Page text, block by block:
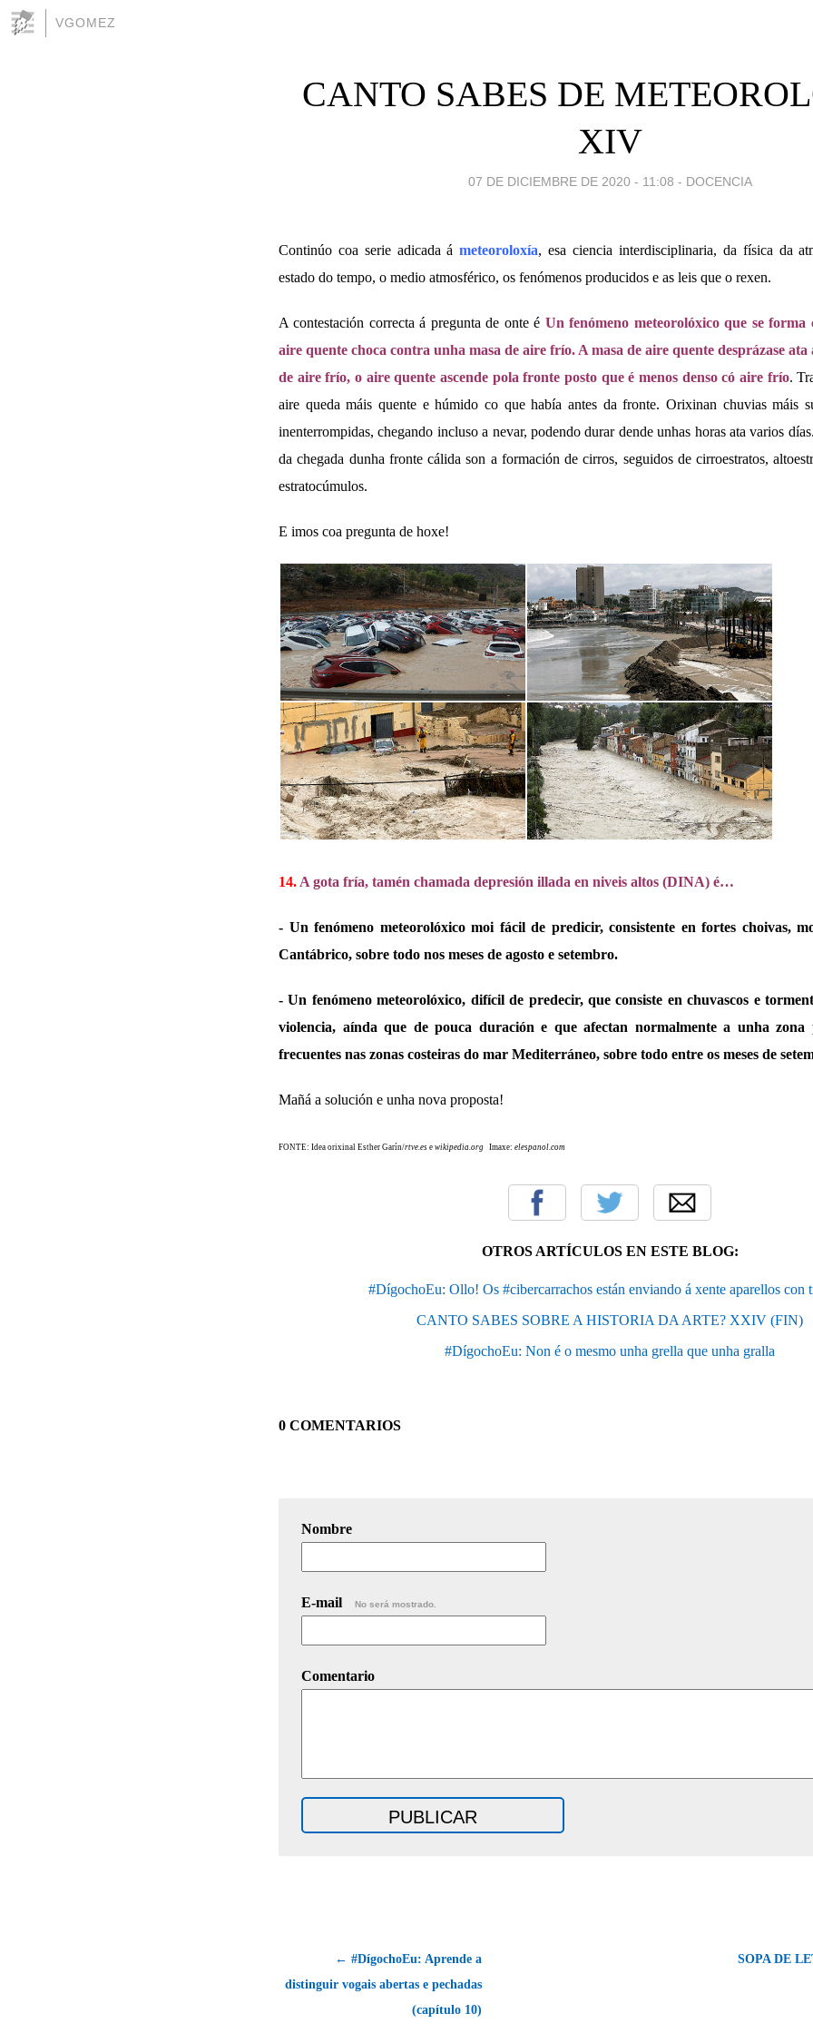
VGOMEZ
CANTO SABES DE
XIV
07 DE DICIEMBRE DE 2020 - 11:08 - DOCENCIA
Continúo coa serie adicada á meteoroloxía, esa ciencia interdisciplinaria, da física da
estado do tempo, o medio atmosférico, os fenómenos producidos e as leis que o rexen.
A contestación correcta á pregunta de onte é Un fenómeno meteorolóxico que se forma
aire quente choca contra unha masa de aire frío. A masa de aire quente desprázase ata
de aire frío, o aire quente ascende pola fronte posto que é menos denso có aire frío.
aire queda máis quente e húmido co que había antes da fronte. Orixinan chuvias máis
inenterrompidas, chegando incluso a nevar, podendo durar dende unhas horas ata varios
da chegada dunha fronte cálida son a formación de cirros, seguidos de cirroestratos,
estratocúmulos.
E imos coa pregunta de hoxe!
14. A gota fría, tamén chamada depresión illada en niveis altos (DINA) é…
- Un fenómeno meteorolóxico moi fácil de predicir, consistente en fortes choivas,
Cantábrico, sobre todo nos meses de agosto e setembro.
- Un fenómeno meteorolóxico, difícil de predecir, que consiste en chuvascos e
violencia, aínda que de pouca duración e que afectan normalmente a unha zona
frecuentes nas zonas costeiras do mar Mediterráneo, sobre todo entre os meses de
Mañá a solución e unha nova proposta!
FONTE: Idea orixinal Esther Garín/rtve.es e wikipedia.org Imaxe: elespanol.com
OTROS ARTÍCULOS EN ESTE BLOG:
#DígochoEu: Ollo! Os #cibercarrachos están enviando á xente aparellos con
CANTO SABES SOBRE A HISTORIA DA ARTE? XXIV (FIN)
#DígochoEu: Non é o mesmo unha grella que unha gralla
0 COMENTARIOS
Nombre
E-mail No será mostrado.
Comentario
← #DígochoEu: Aprende a
distinguir vogais abertas e pechadas
(capítulo 10)
SOPA DE